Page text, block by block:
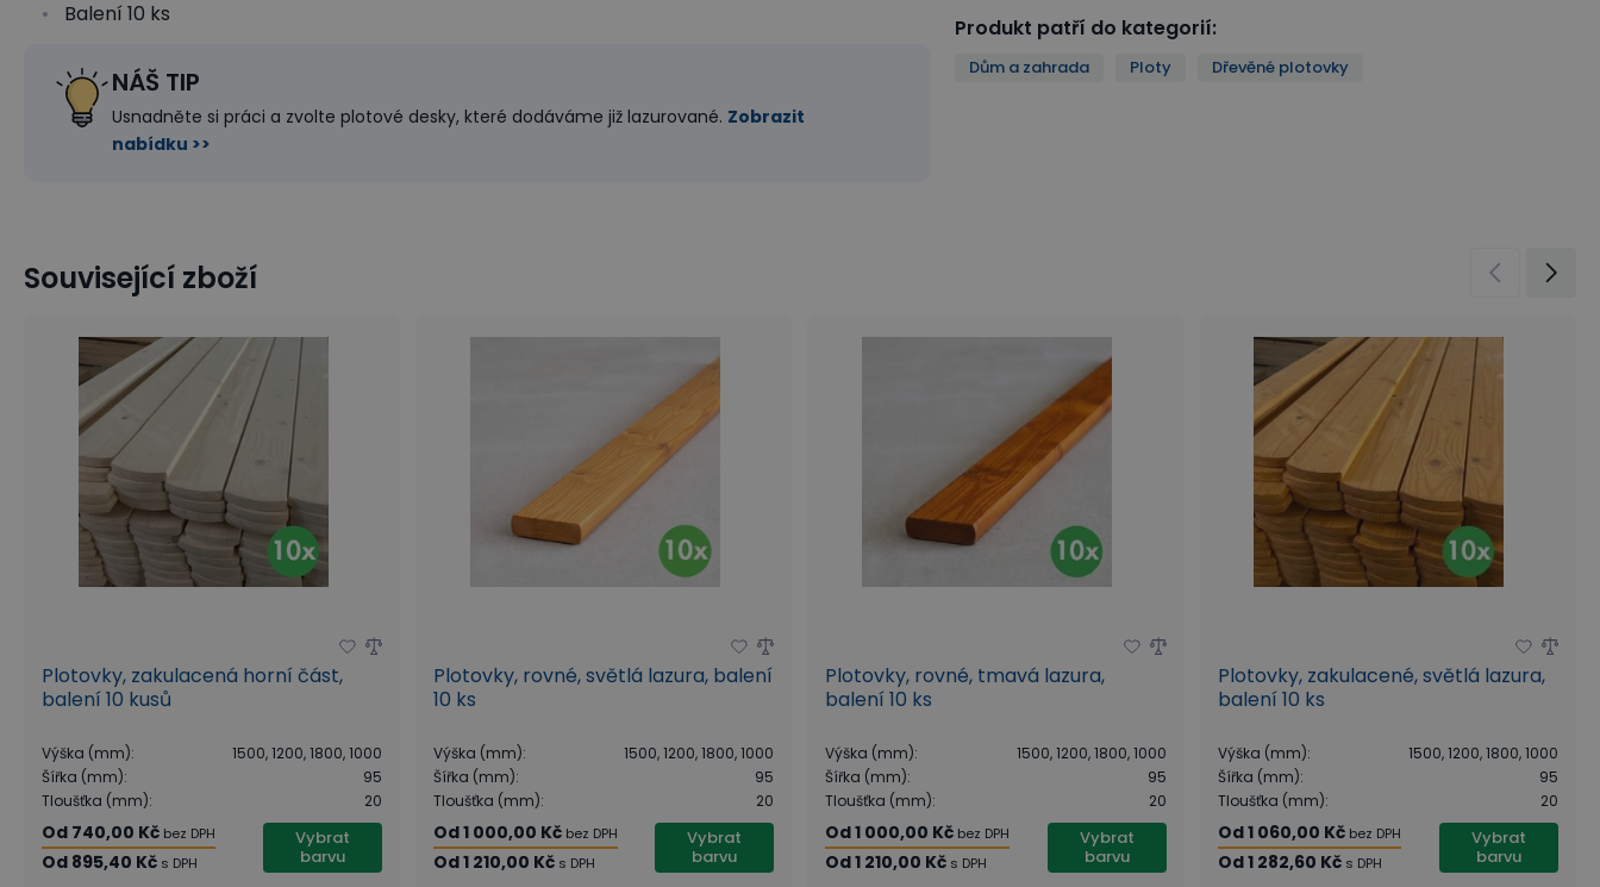
Balení 10 ks
NÁŠ TIP
Usnadněte si práci a zvolte plotové desky, které dodáváme již lazurované. Zobrazit
nabídku >>
Produkt patří do kategorií:
Dům a zahrada Ploty Dřevěné plotovky
Dům a zahrada Ploty
Související zboží
Plotovky, zakulacená horní část,
balení 10 kusů
Výška (mm):
1500, 1200, 1800, 1000
Šířka (mm):
95
Tloušťka (mm): 20
Od 740,00 Kč bez DPH
Od 895,40 Kč s DPH
Vybrat
barvu
Plotovky, rovné, světlá lazura, balení
10 ks
Výška (mm):
1500, 1200, 1800, 1000
Šířka (mm):
95
Tloušťka (mm): 20
Od1 000,00 Kč bez DPH
Od1 210,00 Kč s DPH
Vybrat
barvu
Plotovky, rovné, tmavá lazura,
balení 10 ks
Výška (mm):
1500, 1200, 1800, 1000
Šířka (mm):
95
Tloušťka (mm): 20
Od1 000,00 Kč bez DPH
Od1 210,00 Kč s DPH
Vybrat
barvu
Plotovky, zakulacené, světlá lazura,
balení 10 ks
Výška (mm):
1500, 1200, 1800, 1000
Šířka (mm):
95
Tloušťka (mm): 20
Od1 060,00 Kč bez DPH
Od1 282,60 Kč s DPH
Vybrat
barvu